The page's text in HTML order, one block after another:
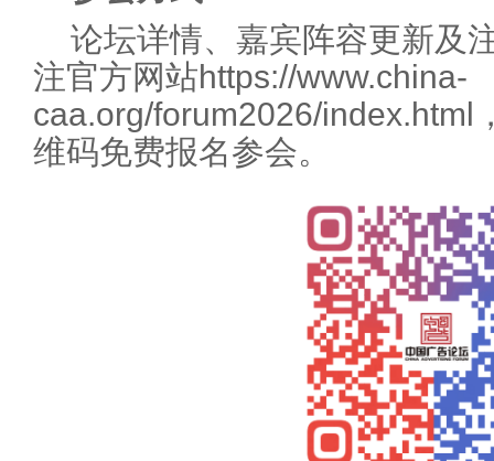
论坛详情、嘉宾阵容更新及
注官方网站https://www.china-
caa.org/forum2026/index.html
维码免费报名参会。